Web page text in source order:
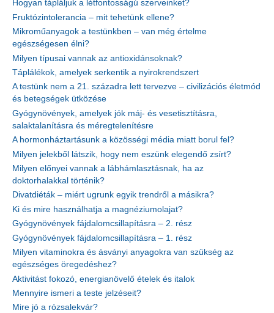
Hogyan tápláljuk a létfontosságú szerveinket?
Fruktózintolerancia – mit tehetünk ellene?
Mikroműanyagok a testünkben – van még értelme
egészségesen élni?
Milyen típusai vannak az antioxidánsoknak?
Táplálékok, amelyek serkentik a nyirokrendszert
A testünk nem a 21. századra lett tervezve – civilizációs életmód
és betegségek ütközése
Gyógynövények, amelyek jók máj- és vesetisztításra,
salaktalanításra és méregtelenítésre
A hormonháztartásunk a közösségi média miatt borul fel?
Milyen jelekből látszik, hogy nem eszünk elegendő zsírt?
Milyen előnyei vannak a lábhámlasztásnak, ha az
doktorhalakkal történik?
Divatdiéták – miért ugrunk egyik trendről a másikra?
Ki és mire használhatja a magnéziumolajat?
Gyógynövények fájdalomcsillapításra – 2. rész
Gyógynövények fájdalomcsillapításra – 1. rész
Milyen vitaminokra és ásványi anyagokra van szükség az
egészséges öregedéshez?
Aktivitást fokozó, energianövelő ételek és italok
Mennyire ismeri a teste jelzéseit?
Mire jó a rózsalekvár?